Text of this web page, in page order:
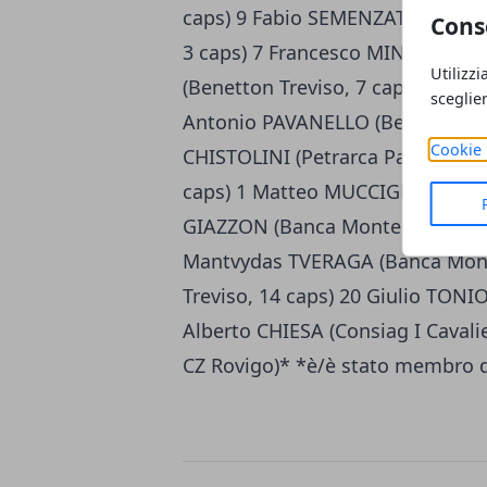
Cookie
caps) 9 Fabio SEMENZATO
3 caps) 7 Francesco MINTO
(Benetton Treviso, 7 caps) 5
Antonio PAVANELLO (Benetton
CHISTOLINI (Petrarca Padova) 2
caps) 1 Matteo MUCCIGNAT
GIAZZON (Banca Monte Parma)
Mantvydas TVERAGA (Banca
Treviso, 14 caps) 20 Giulio
Alberto CHIESA (Consiag I
CZ Rovigo)* *è/è stato membro